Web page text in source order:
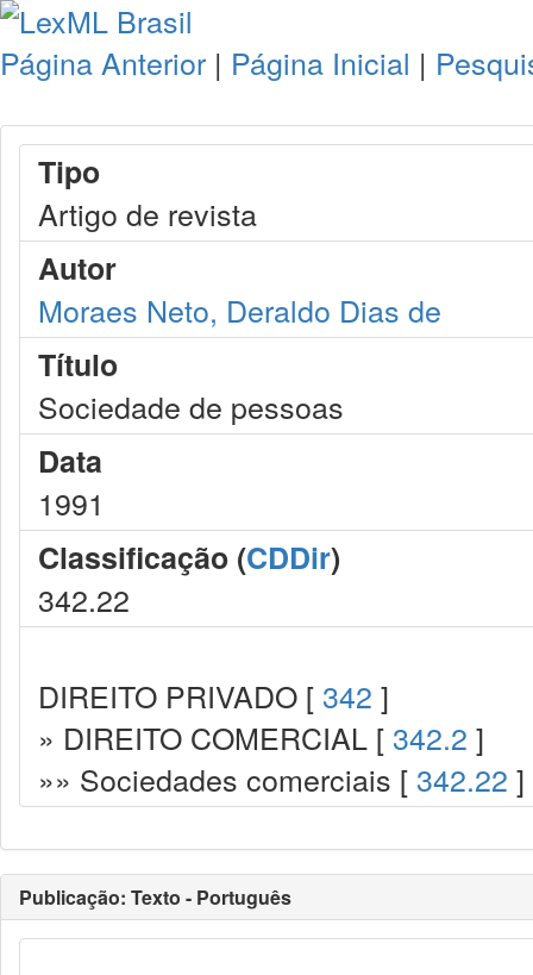
Página Anterior | Página Inicial |
Tipo
Artigo de revista
Autor
Moraes Neto, Deraldo Dias de
Título
Sociedade de pessoas
Data
1991
Classificação (CDDir)
342.22
DIREITO PRIVADO [ 342 ]
» DIREITO COMERCIAL [ 342.2 ]
»» Sociedades comerciais [ 342.22 ]
Publicação: Texto - Português